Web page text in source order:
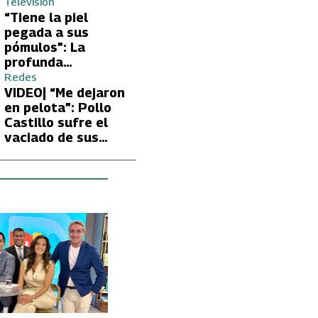
tras encontrón con
Carmen Gloria
Arroyo
“Tiene la piel
pegada a sus
pómulos”: La
profunda
preocupación de
Fran García-
Huidobro por la
extrema delgadez
de Kathy Orellana
Redes
VIDEO| “Me dejaron
en pelota”: Pollo
Castillo sufre el
vaciado de sus